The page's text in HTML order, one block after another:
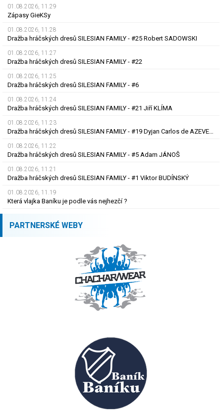
01.08.2026, 11.29
Zápasy GieKSy
01.08.2026, 11.28
Dražba hráčských dresů SILESIAN FAMILY - #25 Robert SADOWSKI
01.08.2026, 11.27
Dražba hráčských dresů SILESIAN FAMILY - #22
01.08.2026, 11.25
Dražba hráčských dresů SILESIAN FAMILY - #6
01.08.2026, 11.24
Dražba hráčských dresů SILESIAN FAMILY - #21 Jiří KLÍMA
01.08.2026, 11.23
01.08.2026, 11.22
Dražba hráčských dresů SILESIAN FAMILY - #5 Adam JÁNOŠ
01.08.2026, 11.21
Dražba hráčských dresů SILESIAN FAMILY - #1 Viktor BUDÍNSKÝ
01.08.2026, 11.19
Která vlajka Baníku je podle vás nejhezčí ?
PARTNERSKÉ WEBY